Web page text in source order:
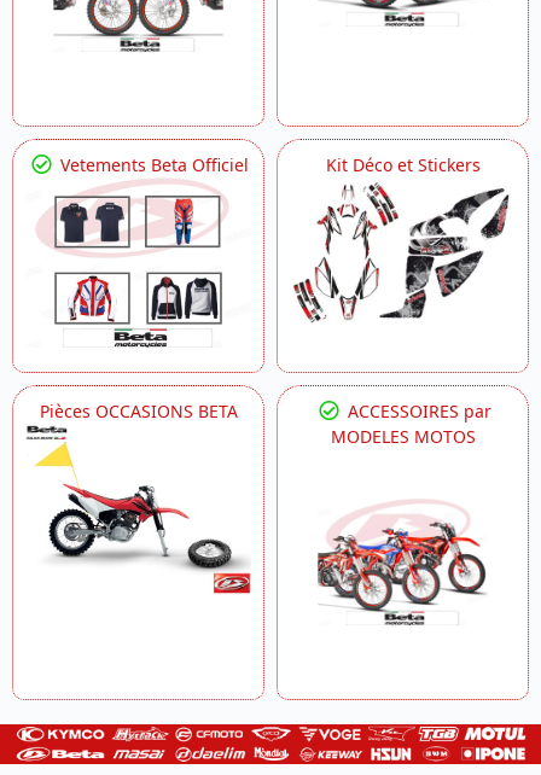
Vetements Beta Officiel Kit Déco et Stickers
Pièces OCCASIONS BETA
ACCESSOIRES par
MODELES MOTOS